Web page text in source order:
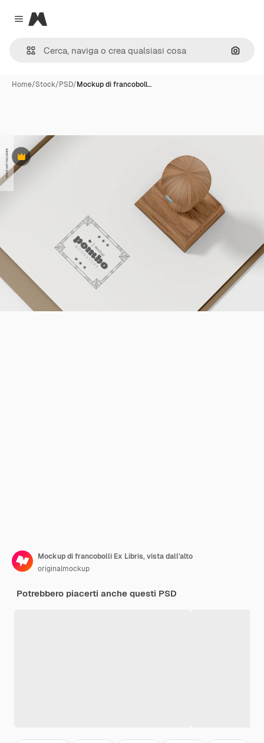
Close menu
Magnific
Cerca
Home/Stock/PSD/Mockup di francoboll…
Premium
Mockup di francobolli Ex Libris, vista dall'alto
originalmockup
Potrebbero piacerti anche questi PSD